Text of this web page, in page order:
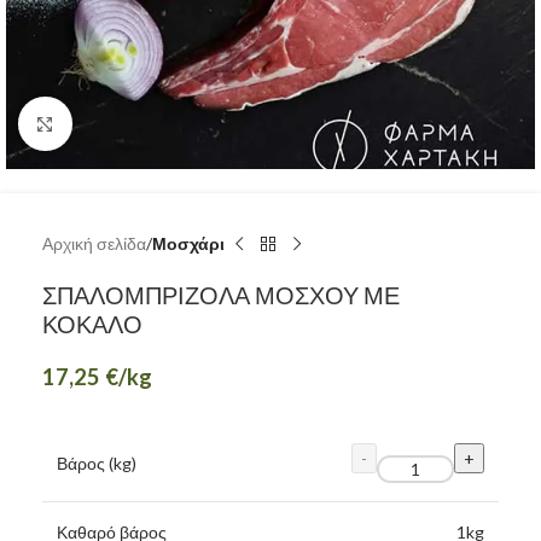
Κάντε κλικ για μεγέθυνση
Αρχική σελίδα Μοσχάρι
ΣΠΑΛΟΜΠΡΙΖΟΛΑ ΜΟΣΧΟΥ ΜΕ
ΚΟΚΑΛΟ
17,25 €/kg
Βάρος (kg)
Καθαρό βάρος 1kg